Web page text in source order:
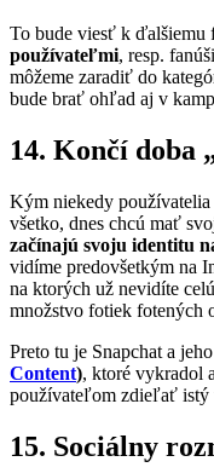
To bude viesť k ďalšiemu
používateľmi, resp.
môžeme zaradiť do
bude brať ohľad aj v
14. Končí doba
Kým niekedy
všetko, dnes chcú mať
začínajú svoju identitu
vidíme predovšetkým na
na ktorých už nevidíte
množstvo fotiek fotených
Preto tu je Snapchat a
Content), ktoré vykradol
používateľom zdieľať istý
15. Sociálny